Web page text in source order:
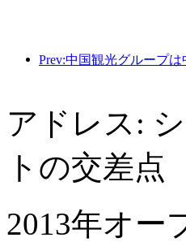
アドレス:
トの交差点
2013年オー